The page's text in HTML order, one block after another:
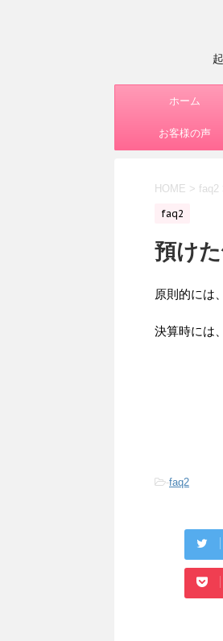
ホーム
お客様の声
HOME > faq2
faq2
預け
原則的には
決算時には
-faq2